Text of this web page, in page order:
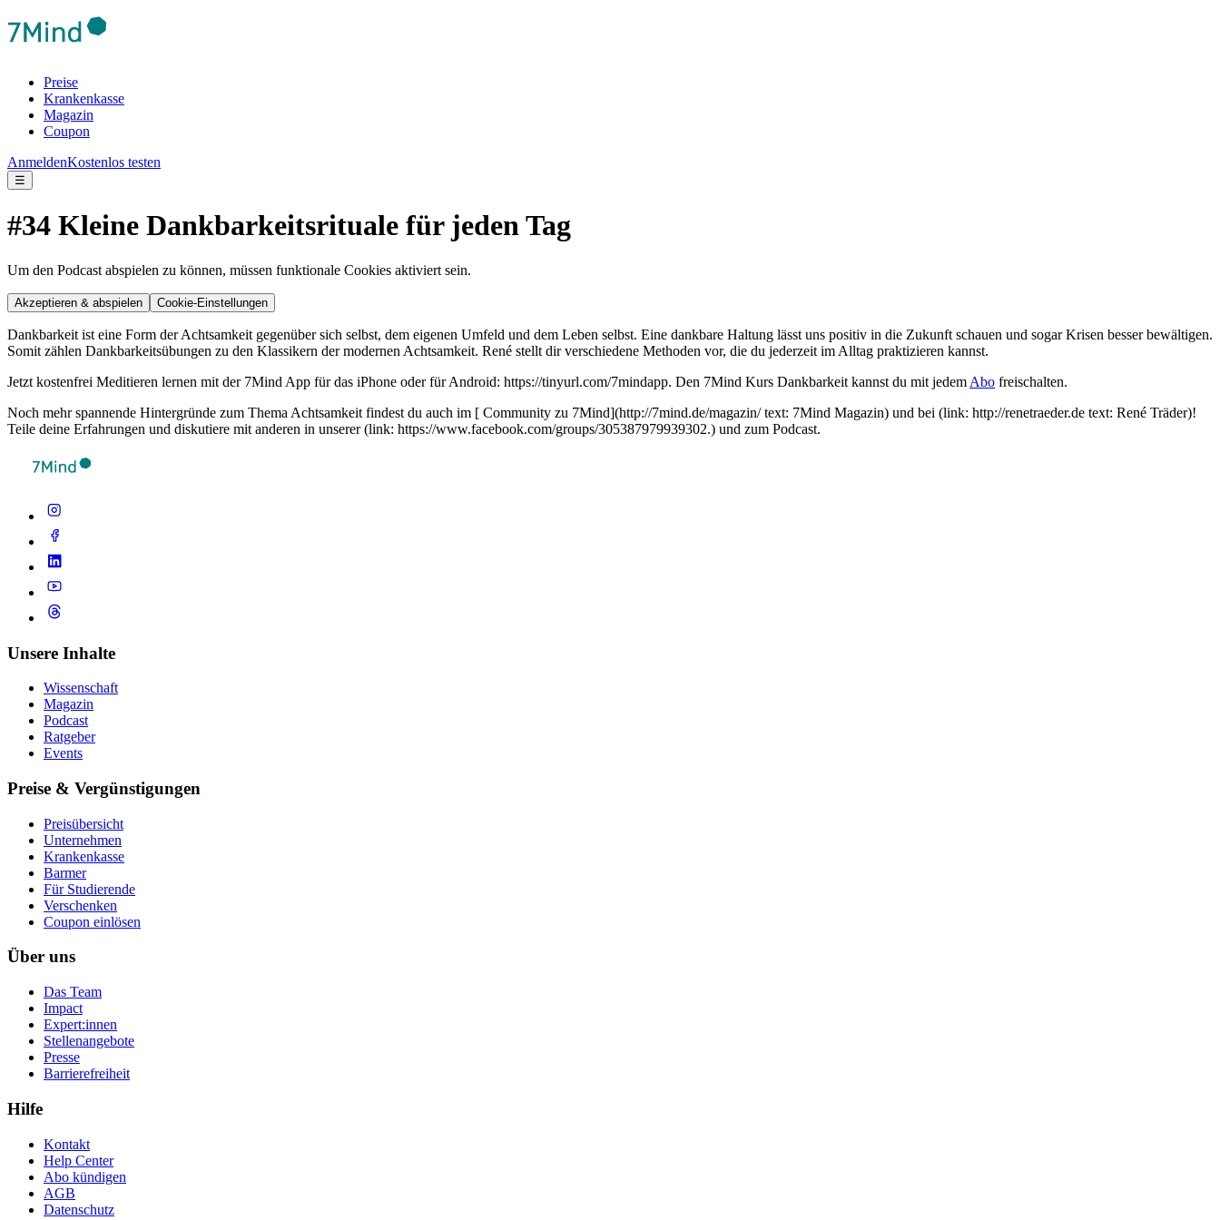
Preise
Krankenkasse
Magazin
Coupon
AnmeldenKostenlos testen
☰
#34 Kleine Dankbarkeitsrituale für jeden Tag
Um den Podcast abspielen zu können, müssen funktionale Cookies aktiviert sein.
Akzeptieren & abspielen Cookie-Einstellungen
Dankbarkeit ist eine Form der Achtsamkeit gegenüber sich selbst, dem eigenen Umfeld und dem Leben selbst. Eine dankbare Haltung lässt uns positiv in die Zukunft schauen und sogar Krisen besser bewältigen.
Somit zählen Dankbarkeitsübungen zu den Klassikern der modernen Achtsamkeit. René stellt dir verschiedene Methoden vor, die du jederzeit im Alltag praktizieren kannst.
Jetzt kostenfrei Meditieren lernen mit der 7Mind App für das iPhone oder für Android: https://tinyurl.com/7mindapp. Den 7Mind Kurs Dankbarkeit kannst du mit jedem Abo freischalten.
Noch mehr spannende Hintergründe zum Thema Achtsamkeit findest du auch im [ Community zu 7Mind](http://7mind.de/magazin/ text: 7Mind Magazin) und bei (link: http://renetraeder.de text: René Träder)!
Teile deine Erfahrungen und diskutiere mit anderen in unserer (link: https://www.facebook.com/groups/305387979939302.) und zum Podcast.
Unsere Inhalte
Wissenschaft
Magazin
Podcast
Ratgeber
Events
Preise & Vergünstigungen
Preisübersicht
Unternehmen
Krankenkasse
Barmer
Für Studierende
Ver­schen­ken
Coupon einlösen
Über uns
Das Team
Impact
Expert:innen
Stellenangebote
Presse
Barrierefreiheit
Hilfe
Kontakt
Help Center
Abo kündigen
AGB
Datenschutz